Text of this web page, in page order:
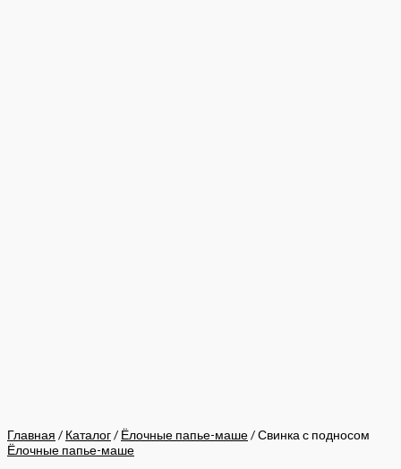
Главная / Каталог/ Ёлочные папье-маше/ Свинка с подносом
Ёлочные папье-маше